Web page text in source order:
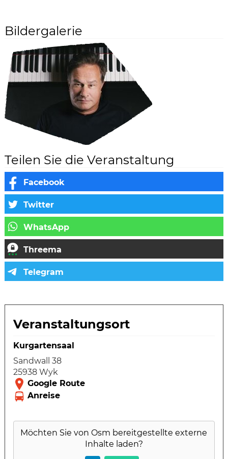
Bildergalerie
Teilen Sie die Veranstaltung
Veranstaltungsort
Kurgartensaal
Sandwall 38
25938 Wyk
Möchten Sie vonOsm bereitgestellte externe
Inhalte laden?